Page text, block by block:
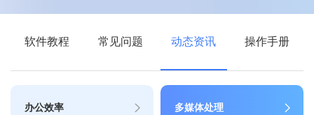
软件教程 常见问题 动态资讯 操作手册
办公效率 多媒体处理